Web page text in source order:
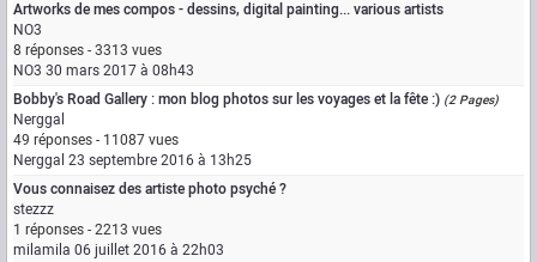
Artworks de mes compos - dessins, digital painting... various artists
NO3
8 réponses - 3313 vues
NO3 30 mars 2017 à 08h43
Bobby's Road Gallery : mon blog photos sur les voyages et la fête :) (2 Pages)
Nerggal
49 réponses - 11087 vues
Nerggal 23 septembre 2016 à 13h25
Vous connaisez des artiste photo psyché ?
stezzz
1 réponses - 2213 vues
milamila 06 juillet 2016 à 22h03